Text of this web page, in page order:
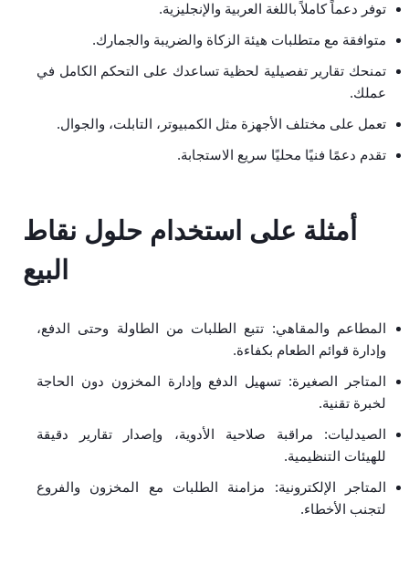
توفر دعماً كاملاً باللغة العربية والإنجليزية.
متوافقة مع متطلبات هيئة الزكاة والضريبة والجمارك.
تمنحك تقارير تفصيلية لحظية تساعدك على التحكم الكامل في
عملك.
تعمل على مختلف الأجهزة مثل الكمبيوتر، التابلت، والجوال.
تقدم دعمًا فنيًا محليًا سريع الاستجابة.
أمثلة على استخدام حلول نقاط
البيع
المطاعم والمقاهي: تتبع الطلبات من الطاولة وحتى الدفع،
وإدارة قوائم الطعام بكفاءة.
المتاجر الصغيرة: تسهيل الدفع وإدارة المخزون دون الحاجة
لخبرة تقنية.
الصيدليات: مراقبة صلاحية الأدوية، وإصدار تقارير دقيقة
للهيئات التنظيمية.
المتاجر الإلكترونية: مزامنة الطلبات مع المخزون والفروع
لتجنب الأخطاء.